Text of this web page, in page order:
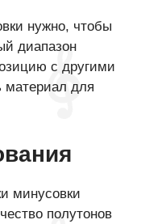
нужно, чтобы
диапазон
с другими
материал для
минусовки
полутонов